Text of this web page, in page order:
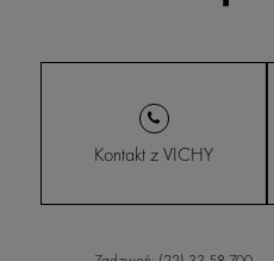
Kontakt z VICHY